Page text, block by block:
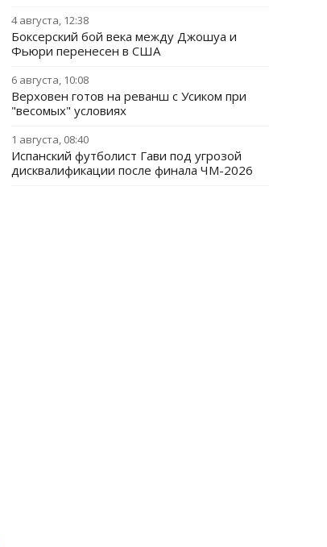
4 августа, 12:38
Боксерский бой века между Джошуа и
Фьюри перенесен в США
6 августа, 10:08
Верховен готов на реванш с Усиком при
"весомых" условиях
1 августа, 08:40
Испанский футболист Гави под угрозой
дисквалификации после финала ЧМ-2026